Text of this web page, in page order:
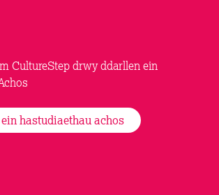
CultureStep drwy ddarllen ein
hastudiaethau achos